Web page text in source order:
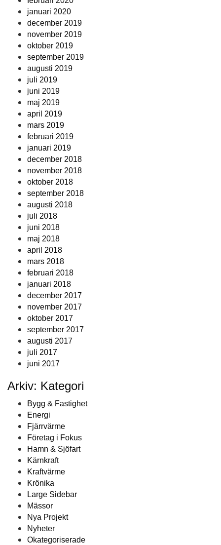
januari 2020
december 2019
november 2019
oktober 2019
september 2019
augusti 2019
juli 2019
juni 2019
maj 2019
april 2019
mars 2019
februari 2019
januari 2019
december 2018
november 2018
oktober 2018
september 2018
augusti 2018
juli 2018
juni 2018
maj 2018
april 2018
mars 2018
februari 2018
januari 2018
december 2017
november 2017
oktober 2017
september 2017
augusti 2017
juli 2017
juni 2017
Arkiv: Kategori
Bygg & Fastighet
Energi
Fjärrvärme
Företag i Fokus
Hamn & Sjöfart
Kärnkraft
Kraftvärme
Krönika
Large Sidebar
Mässor
Nya Projekt
Nyheter
Okategoriserade